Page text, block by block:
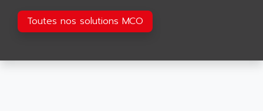
TOUCHVIEW
REDIPANEL
MULTI-SERVO
AGI
AGIE
Toutes nos solutions MCO